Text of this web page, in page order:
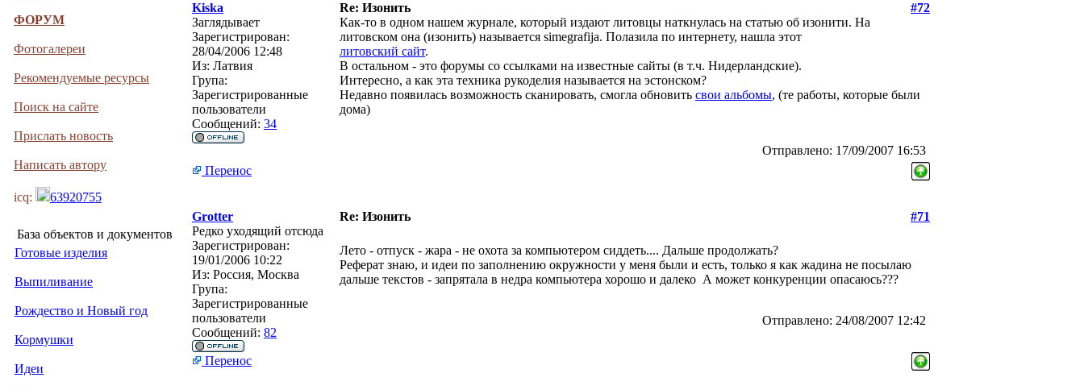
ФОРУМ
Фотогалереи
Рекомендуемые ресурсы
Поиск на сайте
Прислать новость
Написать автору
icq: 63920755
База объектов и документов
Готовые изделия
Выпиливание
Рождество и Новый год
Кормушки
Идеи
Kiska Re: Изонить
#72
Заглядывает
Зарегистрирован:
28/04/2006 12:48
Из: Латвия
Група:
Зарегистрированные
пользователи
Сообщений: 34
Как-то в одном нашем журнале, который издают литовцы наткнулась на статью об изонити. На
литовском она (изонить) называется simegrafija. Полазила по интернету, нашла этот
литовский сайт.
В остальном - это форумы со ссылками на известные сайты (в т.ч. Нидерландские).
Интересно, а как эта техника рукоделия называется на эстонском?
Недавно появилась возможность сканировать, смогла обновить свои альбомы, (те работы, которые были
дома)
Отправлено: 17/09/2007 16:53
Перенос
Grotter Re: Изонить
#71
Редко уходящий отсюда
Зарегистрирован:
19/01/2006 10:22
Из: Россия, Москва
Група:
Зарегистрированные
пользователи
Сообщений: 82
Лето - отпуск - жара - не охота за компьютером сиддеть.... Дальше продолжать?
Реферат знаю, и идеи по заполнению окружности у меня были и есть, только я как жадина не посылаю
дальше текстов - запрятала в недра компьютера хорошо и далеко А может конкуренции опасаюсь???
Отправлено: 24/08/2007 12:42
Перенос